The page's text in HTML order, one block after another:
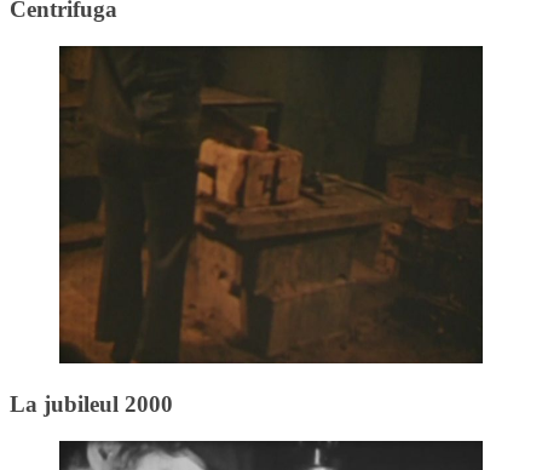
Centrifuga
La jubileul 2000